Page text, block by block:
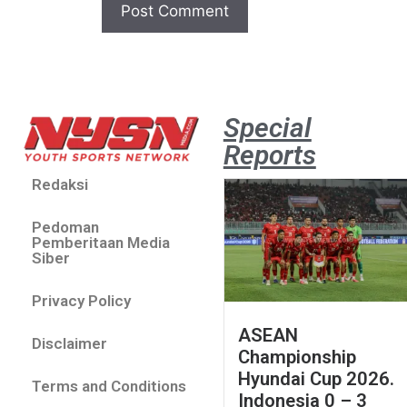
Redaksi
Pedoman
Pemberitaan Media
Siber
Privacy Policy
Disclaimer
Terms and Conditions
Special
Reports
ASEAN
Championship
Hyundai Cup 2026.
Indonesia 0 – 3